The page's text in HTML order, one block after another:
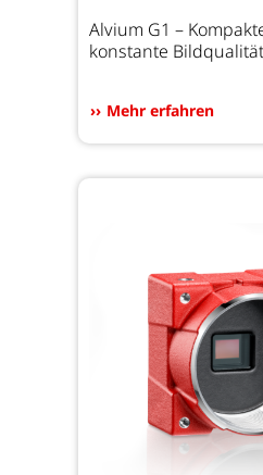
Alvium G1 –
konstante Bildqualität
Mehr erfahren